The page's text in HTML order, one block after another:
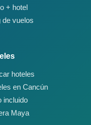
+ hotel
de vuelos
hoteles
en Cancún
incluido
Maya